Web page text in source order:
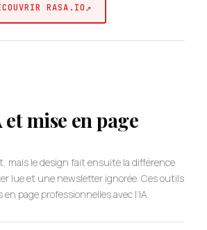
RASA.IO↗
mise en page
mais le design fait ensuite la différence
lue et une newsletter ignorée. Ces outils
page professionnelles avec l’IA.